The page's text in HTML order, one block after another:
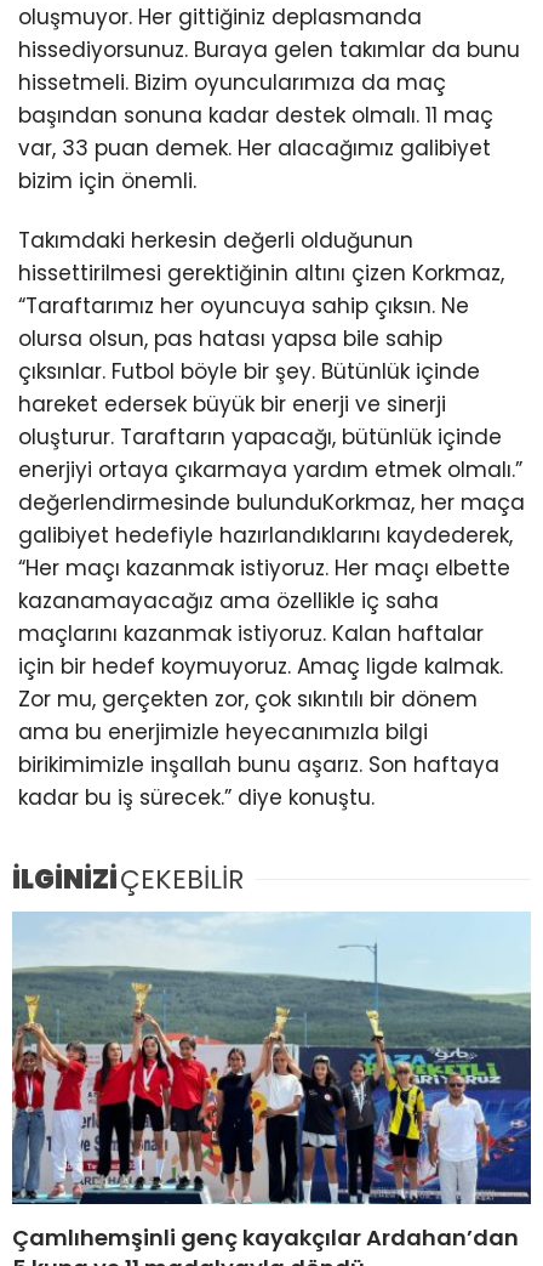
oluşmuyor. Her gittiğiniz deplasmanda
hissediyorsunuz. Buraya gelen takımlar da bunu
hissetmeli. Bizim oyuncularımıza da maç
başından sonuna kadar destek olmalı. 11 maç
var, 33 puan demek. Her alacağımız galibiyet
bizim için önemli.
Takımdaki herkesin değerli olduğunun
hissettirilmesi gerektiğinin altını çizen Korkmaz,
“Taraftarımız her oyuncuya sahip çıksın. Ne
olursa olsun, pas hatası yapsa bile sahip
çıksınlar. Futbol böyle bir şey. Bütünlük içinde
hareket edersek büyük bir enerji ve sinerji
oluşturur. Taraftarın yapacağı, bütünlük içinde
enerjiyi ortaya çıkarmaya yardım etmek olmalı.”
değerlendirmesinde bulunduKorkmaz, her maça
galibiyet hedefiyle hazırlandıklarını kaydederek,
“Her maçı kazanmak istiyoruz. Her maçı elbette
kazanamayacağız ama özellikle iç saha
maçlarını kazanmak istiyoruz. Kalan haftalar
için bir hedef koymuyoruz. Amaç ligde kalmak.
Zor mu, gerçekten zor, çok sıkıntılı bir dönem
ama bu enerjimizle heyecanımızla bilgi
birikimimizle inşallah bunu aşarız. Son haftaya
kadar bu iş sürecek.” diye konuştu.
İLGİNİZİÇEKEBİLİR
Çamlıhemşinli genç kayakçılar Ardahan’dan